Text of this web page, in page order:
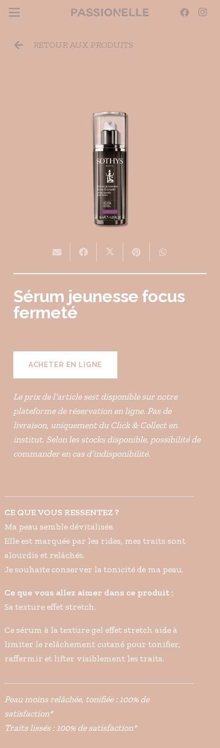
RETOUR AUX PRODUITS
Sérum jeunesse focus
fermeté
ACHETER EN LIGNE
Le prix de l’article sest disponible sur notre
plateforme de réservation en ligne. Pas de
livraison, uniquement du Click & Collect en
institut. Selon les stocks disponible, possibilité de
commander en cas d’indisponibilité.
CE QUE VOUS RESSENTEZ ?
Ma peau semble dévitalisée.
Elle est marquée par les rides, mes traits sont
alourdis et relâchés.
Je souhaite conserver la tonicité de ma peau.
Ce que vous allez aimer dans ce produit :
Sa texture effet stretch.
Ce sérum à la texture gel effet stretch aide à
limiter le relâchement cutané pour tonifier,
raffermir et lifter visiblement les traits.
Peau moins relâchée, tonifiée : 100% de
satisfaction*
Traits lissés : 100% de satisfaction*